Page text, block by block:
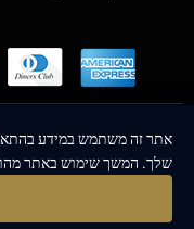
כל הזכויות
אתר זה משתמש במידע
שלך. המשך שימוש באתר